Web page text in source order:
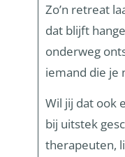
Zo’n retreat
dat blijft
onderweg
iemand die je
Wil jij dat ook
bij uitstek
therapeuten,